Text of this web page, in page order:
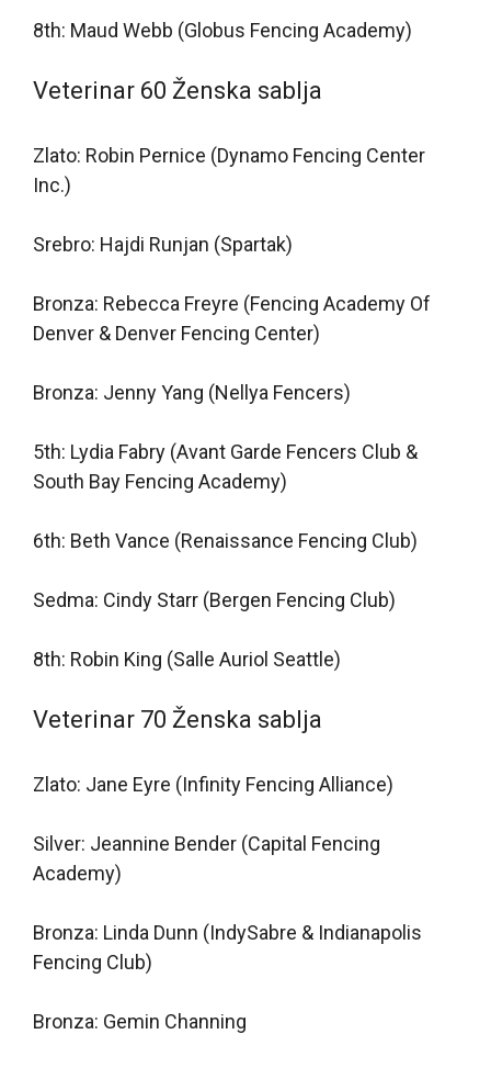
8th: Maud Webb (Globus Fencing Academy)
Veterinar 60 Ženska sablja
Zlato: Robin Pernice (Dynamo Fencing Center
Inc.)
Srebro: Hajdi Runjan (Spartak)
Bronza: Rebecca Freyre (Fencing Academy Of
Denver & Denver Fencing Center)
Bronza: Jenny Yang (Nellya Fencers)
5th: Lydia Fabry (Avant Garde Fencers Club &
South Bay Fencing Academy)
6th: Beth Vance (Renaissance Fencing Club)
Sedma: Cindy Starr (Bergen Fencing Club)
8th: Robin King (Salle Auriol Seattle)
Veterinar 70 Ženska sablja
Zlato: Jane Eyre (Infinity Fencing Alliance)
Silver: Jeannine Bender (Capital Fencing
Academy)
Bronza: Linda Dunn (IndySabre & Indianapolis
Fencing Club)
Bronza: Gemin Channing